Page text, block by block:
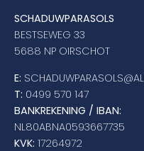
SCHADUWPARASOLS
BESTSEWEG 33
5688 NP OIRSCHOT
E:
T: 0499 570 147
BANKREKENING / IBAN:
NL80ABNA0593667735
KVK: 17264972